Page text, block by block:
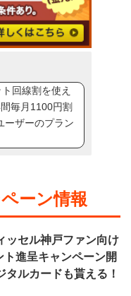
回線割を使え
毎月1100円割
ーザーのプラン
ーン情報
ッセル神戸ファン向け
進呈キャンペーン開
タルカードも貰える！